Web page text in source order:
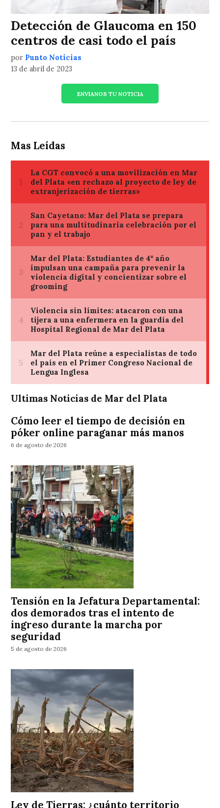
Detección de Glaucoma en 150
centros de casi todo el país
por Punto Noticias
13 de abril de 2023
ENVIANOS TU NOTICIA
Mas Leídas
Ultimas Noticias de Mar del Plata
Cómo leer el tiempo de decisión en
póker online paraganar más manos
6 de agosto de 2026
Tensión en la Jefatura Departamental:
dos demorados tras el intento de
ingreso durante la marcha por
seguridad
5 de agosto de 2026
Ley de Tierras: ¿cuánto territorio